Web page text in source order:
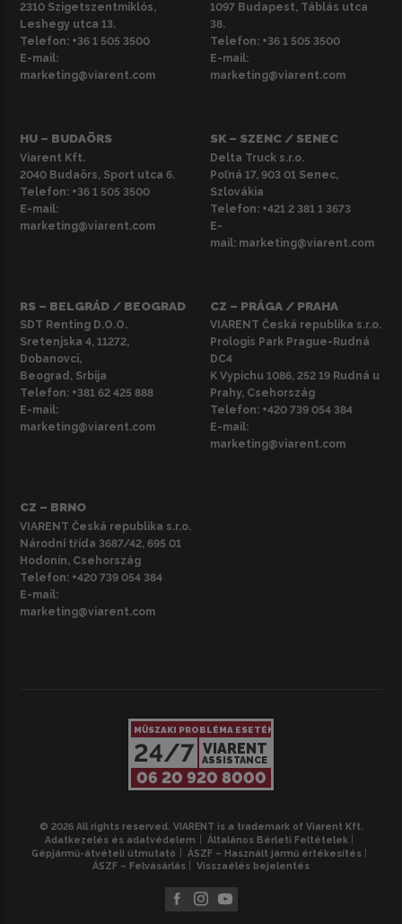
2310 Szigetszentmiklós,
Leshegy utca 13.
Telefon: +36 1 505 3500
E-mail:
marketing@viarent.com
1097 Budapest, Táblás utca
38.
Telefon: +36 1 505 3500
E-mail:
marketing@viarent.com
HU – BUDAÖRS
Viarent Kft.
2040 Budaörs, Sport utca 6.
Telefon: +36 1 505 3500
E-mail:
marketing@viarent.com
SK – SZENC / SENEC
Delta Truck s.r.o.
Poľná 17, 903 01 Senec,
Szlovákia
Telefon: +421 2 381 1 3673
E-
mail: marketing@viarent.com
RS – BELGRÁD / BEOGRAD
SDT Renting D.O.O.
Sretenjska 4, 11272,
Dobanovci,
Beograd, Srbija
Telefon: +381 62 425 888
E-mail:
marketing@viarent.com
CZ – PRÁGA / PRAHA
VIARENT Česká republika s.r.o.
Prologis Park Prague-Rudná
DC4
K Vypichu 1086, 252 19 Rudná u
Prahy, Csehország
Telefon: +420 739 054 384
E-mail:
marketing@viarent.com
CZ – BRNO
VIARENT Česká republika s.r.o.
Národní třída 3687/42, 695 01
Hodonín, Csehország
Telefon: +420 739 054 384
E-mail:
marketing@viarent.com
MŰSZAKI PROBLÉMA ESETÉN
24/7 VIARENT
ASSISTANCE
06 20 920 8000
© 2026 All rights reserved. VIARENT is a trademark of Viarent Kft.
Adatkezelés és adatvédelem
Általános Bérleti Feltételek
Gépjármű-átvételi útmutató
ÁSZF – Használt jármű értékesítés
ÁSZF – Felvásárlás
Visszaélés bejelentés